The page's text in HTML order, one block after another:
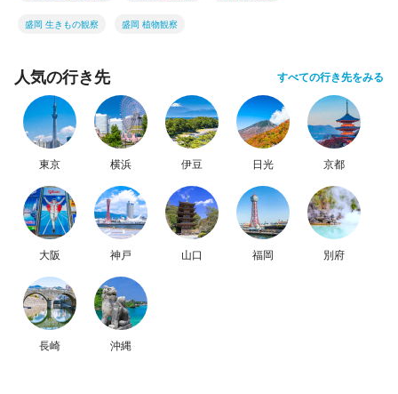
盛岡 生きもの観察 盛岡 植物観察
人気の行き先 すべての行き先をみる
東京 横浜 伊豆 日光 京都
大阪 神戸 山口 福岡 別府
長崎 沖縄